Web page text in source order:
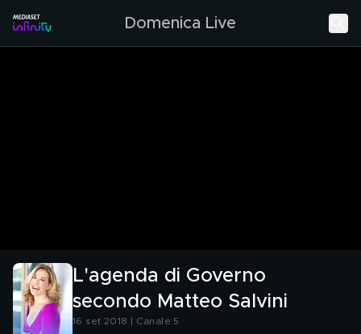
Domenica Live
L'agenda di Governo
secondo Matteo Salvini
16 set 2018 | Canale 5